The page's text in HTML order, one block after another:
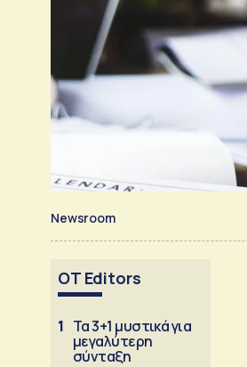
Newsroom
OT Editors
1 Τα 3+1 μυστικά για
μεγαλύτερη
σύνταξη